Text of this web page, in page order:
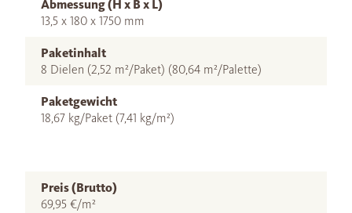
Abmessung (H x B x L)
13,5 x 180 x 1750 mm
Paketinhalt
8 Dielen (2,52 m²/Paket) (80,64 m²/Palette)
Paketgewicht
18,67 kg/Paket (7,41 kg/m²)
Preis (Brutto)
69,95 €/m²